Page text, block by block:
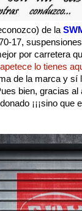
de la
17,
por carretera
lo tienes
de la marca y sí
bien, gracias al
¡¡¡sino